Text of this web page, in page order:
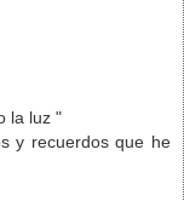
la luz "
y recuerdos que he